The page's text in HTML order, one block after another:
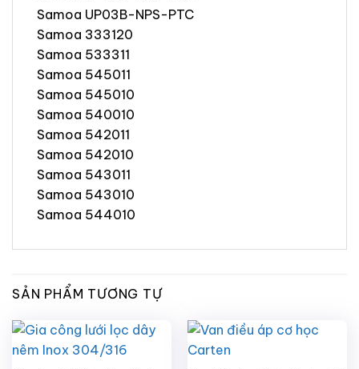
Samoa UP03B-NPS-PTC
Samoa 333120
Samoa 533311
Samoa 545011
Samoa 545010
Samoa 540010
Samoa 542011
Samoa 542010
Samoa 543011
Samoa 543010
Samoa 544010
SẢN PHẨM TƯƠNG TỰ